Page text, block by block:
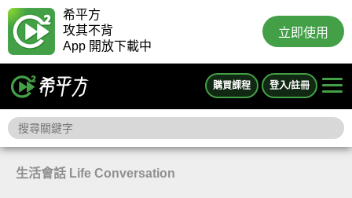
希平方
攻其不背
App 開放下載中
立即使用
購買課程 登入/註冊
生活會話 Life Conversation